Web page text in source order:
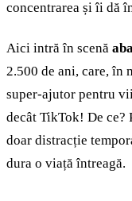
concentrarea și îi dă
Aici intră în scenă
2.500 de ani, care,
super-ajutor pentru
decât TikTok! De ce?
doar distracție
dura o viață întreagă.